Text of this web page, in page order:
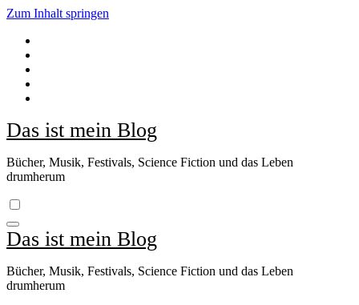
Zum Inhalt springen
Das ist mein Blog
Bücher, Musik, Festivals, Science Fiction und das Leben
drumherum
Das ist mein Blog
Bücher, Musik, Festivals, Science Fiction und das Leben
drumherum